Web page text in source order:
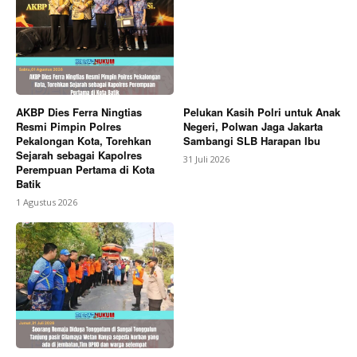
AKBP Dies Ferra Ningtias
Resmi Pimpin Polres
Pekalongan Kota, Torehkan
Sejarah sebagai Kapolres
Perempuan Pertama di Kota
Batik
1 Agustus 2026
Pelukan Kasih Polri untuk Anak
Negeri, Polwan Jaga Jakarta
Sambangi SLB Harapan Ibu
31 Juli 2026